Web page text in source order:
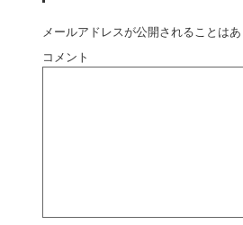
メールアドレスが公開されることは
コメント